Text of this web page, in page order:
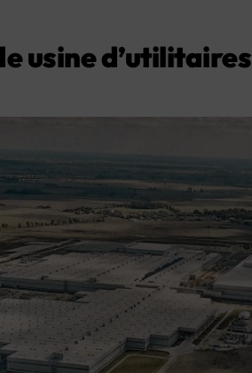
usine d’utilitaires